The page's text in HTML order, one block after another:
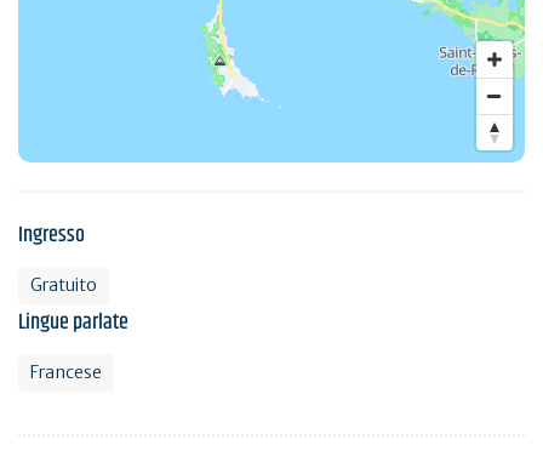
Ingresso
Gratuito
Lingue parlate
Francese